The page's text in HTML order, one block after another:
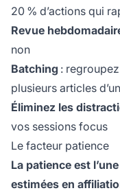
20 % d’actions qui
Revue
non
Batching :
plusieurs articles
Éliminez les
vos sessions focus
Le facteur patience
La patience est
estimées en